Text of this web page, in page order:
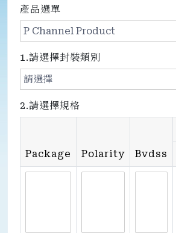
產品選單
1.請選擇封裝類別
2.請選擇規格
Package Polarity Bvdss